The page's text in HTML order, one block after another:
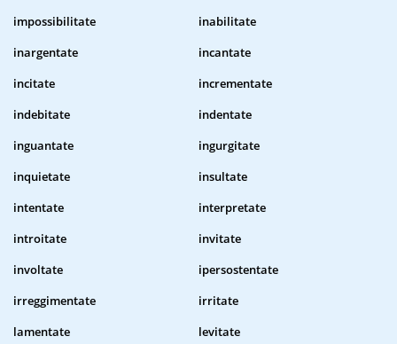
impossibilitate
inabilitate
inargentate
incantate
incitate
incrementate
indebitate
indentate
inguantate
ingurgitate
inquietate
insultate
intentate
interpretate
introitate
invitate
involtate
ipersostentate
irreggimentate
irritate
lamentate
levitate